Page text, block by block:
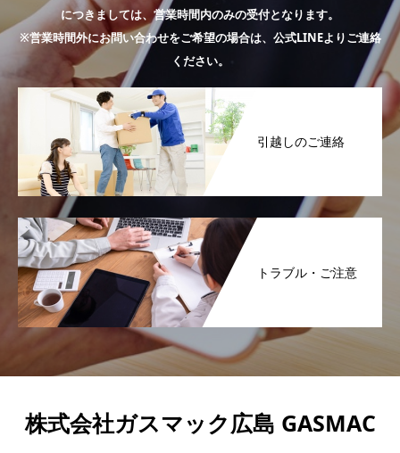
につきましては、営業時間内のみの受付となります。
※営業時間外にお問い合わせをご希望の場合は、公式LINEよりご連絡
ください。
引越しのご連絡
トラブル・ご注意
株式会社ガスマック広島 GASMAC